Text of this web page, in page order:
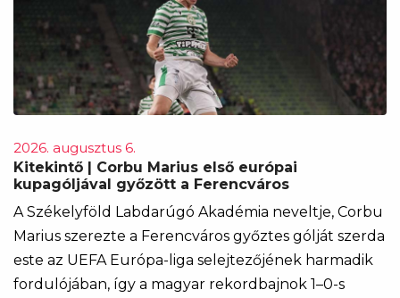
2026. augusztus 6.
Kitekintő | Corbu Marius első európai
kupagóljával győzött a Ferencváros
A Székelyföld Labdarúgó Akadémia neveltje, Corbu
Marius szerezte a Ferencváros győztes gólját szerda
este az UEFA Európa-liga selejtezőjének harmadik
fordulójában, így a magyar rekordbajnok 1–0-s